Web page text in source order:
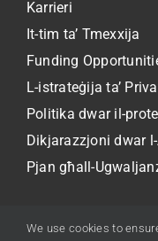
Karrieri
It-tim ta’ Tmexxija
Funding
L-istrateġija ta’
Politika dwar il-
Dikjarazzjoni dwar
Pjan għall-
We use cookies to